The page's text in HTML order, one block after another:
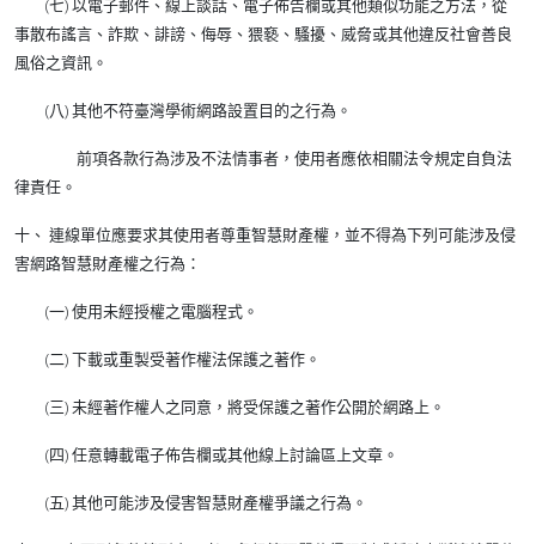
(七) 以電子郵件、線上談話、電子佈告欄或其他類似功能之方法，從
事散布謠言、詐欺、誹謗、侮辱、猥褻、騷擾、威脅或其他違反社會善良
風俗之資訊。
(八) 其他不符臺灣學術網路設置目的之行為。
前項各款行為涉及不法情事者，使用者應依相關法令規定自負法
律責任。
十、 連線單位應要求其使用者尊重智慧財產權，並不得為下列可能涉及侵
害網路智慧財產權之行為：
(一) 使用未經授權之電腦程式。
(二) 下載或重製受著作權法保護之著作。
(三) 未經著作權人之同意，將受保護之著作公開於網路上。
(四) 任意轉載電子佈告欄或其他線上討論區上文章。
(五) 其他可能涉及侵害智慧財產權爭議之行為。